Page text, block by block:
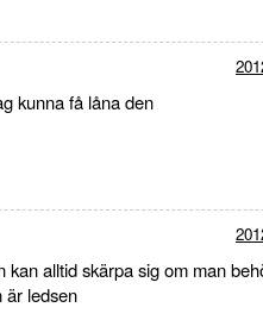
kunna få låna den
kan alltid skärpa sig om man
är ledsen